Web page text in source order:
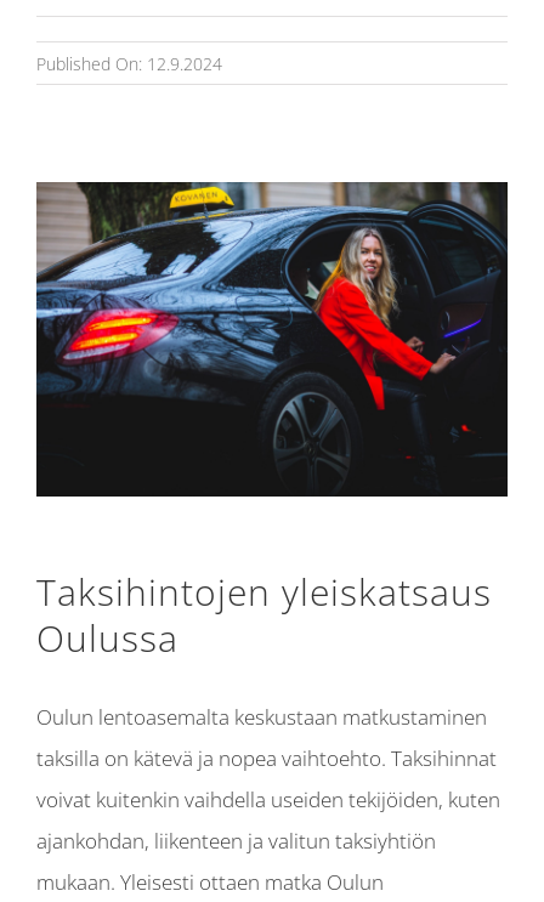
Published On: 12.9.2024
Taksihintojen yleiskatsaus
Oulussa
Oulun lentoasemalta keskustaan matkustaminen
taksilla on kätevä ja nopea vaihtoehto. Taksihinnat
voivat kuitenkin vaihdella useiden tekijöiden, kuten
ajankohdan, liikenteen ja valitun taksiyhtiön
mukaan. Yleisesti ottaen matka Oulun